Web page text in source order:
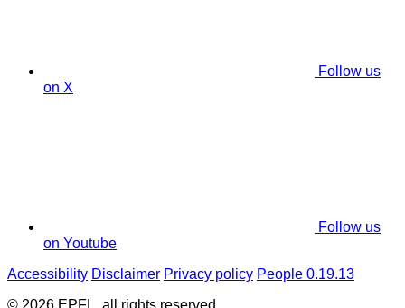
Follow us
on X
Follow us
on Youtube
Accessibility Disclaimer Privacy policy People 0.19.13